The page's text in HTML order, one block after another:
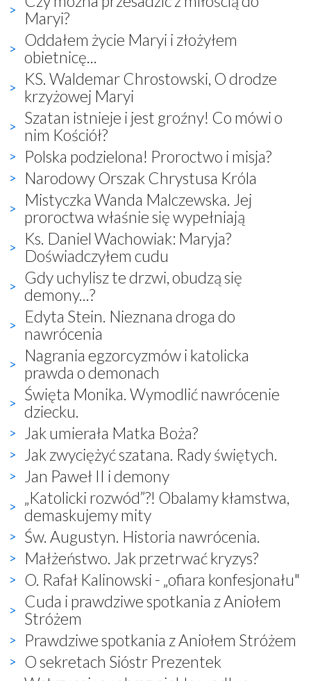
Maryi?
Oddałem życie Maryi i złożyłem
obietnicę...
KS. Waldemar Chrostowski, O drodze
krzyżowej Maryi
Szatan istnieje i jest groźny! Co mówi o
nim Kościół?
Polska podzielona! Proroctwo i misja?
Narodowy Orszak Chrystusa Króla
Mistyczka Wanda Malczewska. Jej
proroctwa właśnie się wypełniają
Ks. Daniel Wachowiak: Maryja?
Doświadczyłem cudu
Gdy uchylisz te drzwi, obudzą się
demony...?
Edyta Stein. Nieznana droga do
nawrócenia
Nagrania egzorcyzmów i katolicka
prawda o demonach
Święta Monika. Wymodlić nawrócenie
dziecku.
Jak umierała Matka Boża?
Jak zwyciężyć szatana. Rady świętych.
Jan Paweł II i demony
„Katolicki rozwód”?! Obalamy kłamstwa,
demaskujemy mity
Św. Augustyn. Historia nawrócenia.
Małżeństwo. Jak przetrwać kryzys?
O. Rafał Kalinowski - „ofiara konfesjonału"
Cuda i prawdziwe spotkania z Aniołem
Stróżem
Prawdziwe spotkania z Aniołem Stróżem
O sekretach Sióstr Prezentek